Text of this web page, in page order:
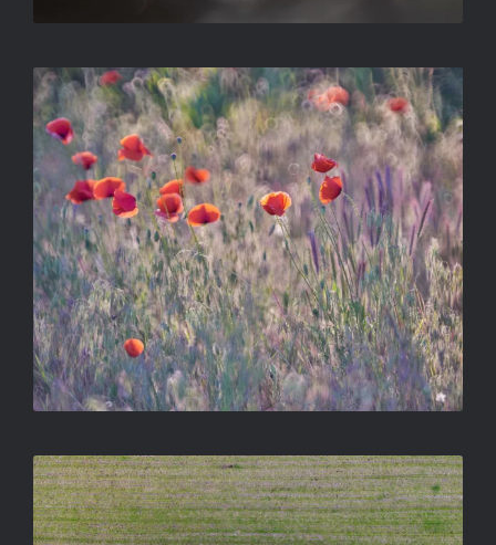
HONTI VIKTOR – FOLTOK
DOBÓCZKY ZSOLT –
BARACKSZEM